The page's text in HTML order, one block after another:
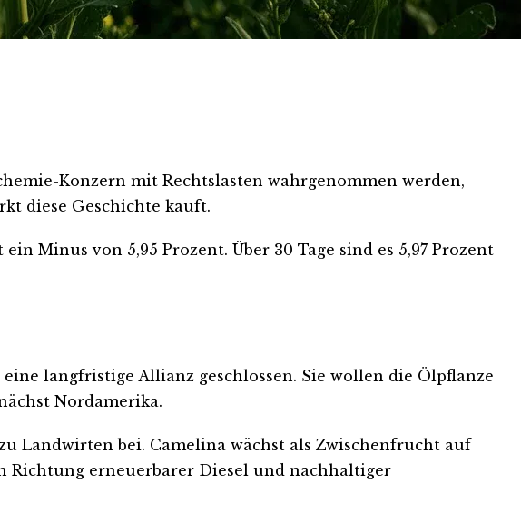
Konzern mit Rechtslasten wahrgenommen werden,
diese Geschichte kauft.
Minus von 5,95 Prozent. Über 30 Tage sind es 5,97 Prozent
langfristige Allianz geschlossen. Sie wollen die Ölpflanze
Nordamerika.
Landwirten bei. Camelina wächst als Zwischenfrucht auf
Richtung erneuerbarer Diesel und nachhaltiger